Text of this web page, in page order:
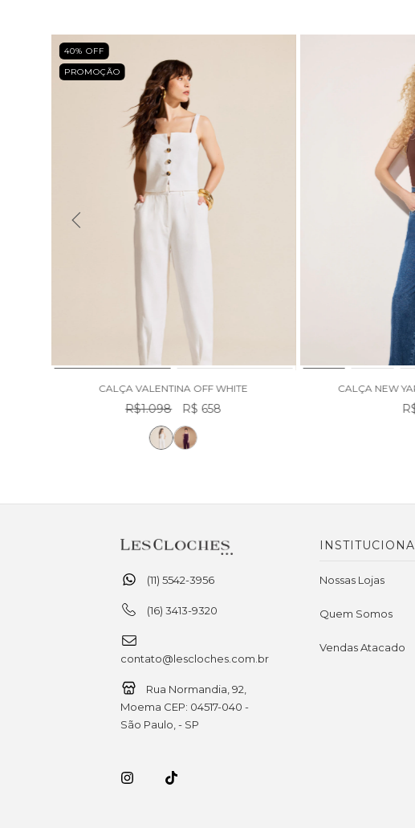
CALÇA NEW YARA JEANS ESCURO
R$ 598
CALÇA
(11) 5542-3956
(16) 3413-9320
contato@lescloches.com.br
Rua Normandia, 92,
Moema CEP: 04517-040 -
São Paulo, - SP
Nossas Lojas
Quem Somos
Vendas Atacado